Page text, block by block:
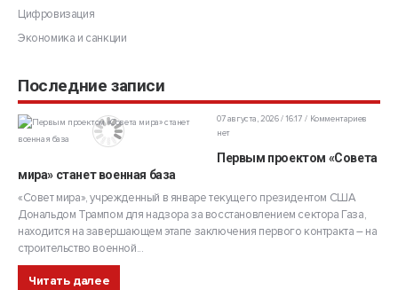
Цифровизация
Экономика и санкции
Последние записи
07 августа, 2026 / 16:17
Комментариев
нет
Первым проектом «Совета
мира» станет военная база
«Совет мира», учрежденный в январе текущего президентом США
Дональдом Трампом для надзора за восстановлением сектора Газа,
находится на завершающем этапе заключения первого контракта – на
строительство военной...
Читать далее